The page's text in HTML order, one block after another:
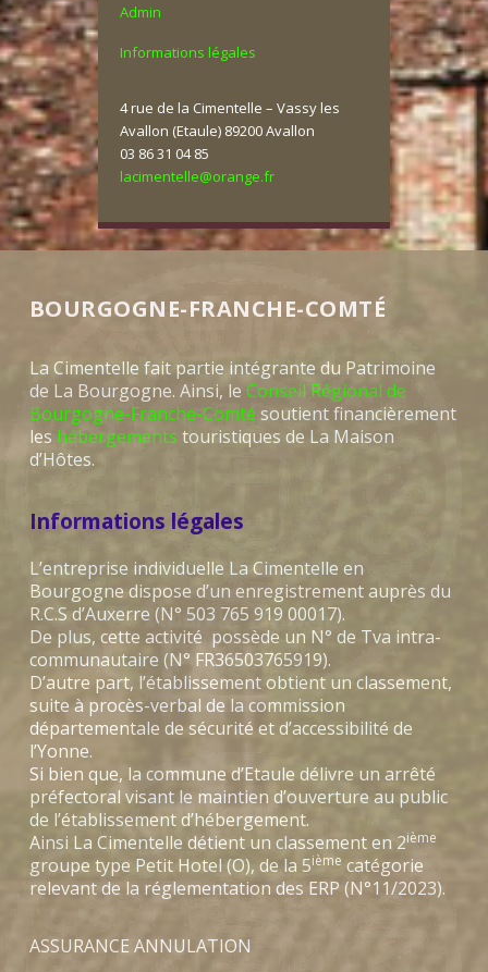
Admin
Informations légales
4 rue de la Cimentelle – Vassy les
Avallon (Etaule) 89200 Avallon
03 86 31 04 85
lacimentelle@orange.fr
BOURGOGNE-FRANCHE-COMTÉ
La Cimentelle fait partie intégrante du Patrimoine
de La Bourgogne. Ainsi, le Conseil Régional de
Bourgogne-Franche-Comté soutient financièrement
les hébergements touristiques de La Maison
d’Hôtes.
Informations légales
L’entreprise individuelle La Cimentelle en
Bourgogne dispose d’un enregistrement auprès du
R.C.S d’Auxerre (N° 503 765 919 00017).
De plus, cette activité possède un N° de Tva intra-
communautaire (N° FR36503765919).
D’autre part, l’établissement obtient un classement,
suite à procès-verbal de la commission
départementale de sécurité et d’accessibilité de
l’Yonne.
Si bien que, la commune d’Etaule délivre un arrêté
préfectoral visant le maintien d’ouverture au public
de l’établissement d’hébergement.
Ainsi La Cimentelle détient un classement en 2ième
groupe type Petit Hotel (O), de la 5ième catégorie
relevant de la réglementation des ERP (N°11/2023).
ASSURANCE ANNULATION